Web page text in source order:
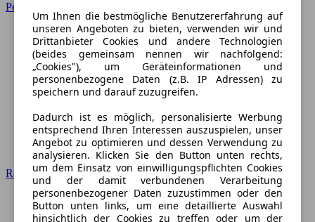
Peugeot
Renault
Um Ihnen die bestmögliche Benutzererfahrung auf
unseren Angeboten zu bieten, verwenden wir und
Drittanbieter Cookies und andere Technologien
(beides gemeinsam nennen wir nachfolgend:
„Cookies"), um Geräteinformationen und
personenbezogene Daten (z.B. IP Adressen) zu
speichern und darauf zuzugreifen.
Dadurch ist es möglich, personalisierte Werbung
entsprechend Ihren Interessen auszuspielen, unser
Angebot zu optimieren und dessen Verwendung zu
analysieren. Klicken Sie den Button unten rechts,
um dem Einsatz von einwilligungspflichten Cookies
und der damit verbundenen Verarbeitung
personenbezogener Daten zuzustimmen oder den
Button unten links, um eine detaillierte Auswahl
hinsichtlich der Cookies zu treffen oder um der